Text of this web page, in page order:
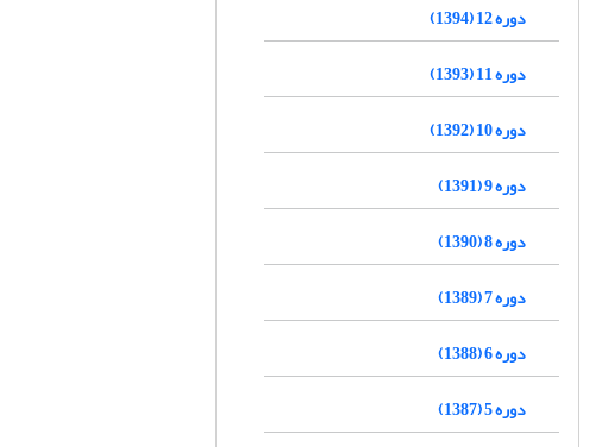
دوره 12 (1394)
دوره 11 (1393)
دوره 10 (1392)
دوره 9 (1391)
دوره 8 (1390)
دوره 7 (1389)
دوره 6 (1388)
دوره 5 (1387)